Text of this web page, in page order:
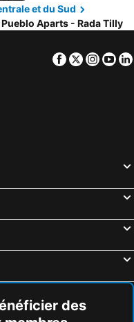
et du Sud
Pueblo Aparts - Rada Tilly
Facebook
Twitter
des